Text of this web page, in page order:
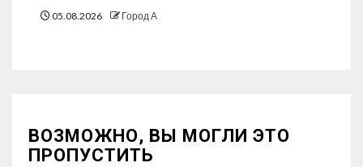
05.08.2026 Город А
ВОЗМОЖНО, ВЫ МОГЛИ ЭТО
ПРОПУСТИТЬ